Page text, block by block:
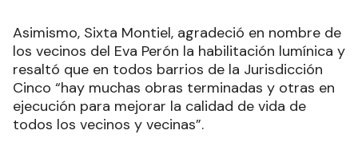
Asimismo, Sixta Montiel, agradeció en nombre de
los vecinos del Eva Perón la habilitación lumínica y
resaltó que en todos barrios de la Jurisdicción
Cinco “hay muchas obras terminadas y otras en
ejecución para mejorar la calidad de vida de
todos los vecinos y vecinas”.